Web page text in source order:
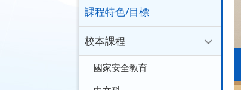
課程特色/目標
校本課程
國家安全教育